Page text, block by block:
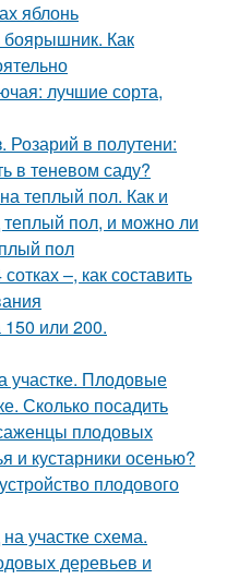
яблонь
боярышник. Как
лучшие сорта,
в полутени:
в теневом саду?
теплый пол. Как и
теплый пол, и можно ли
пол
–, как составить
или 200.
участке. Плодовые
Сколько посадить
плодовых
и кустарники осенью?
плодового
участке схема.
деревьев и